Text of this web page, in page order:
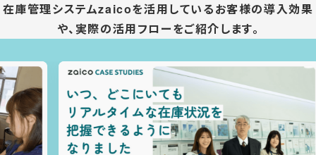
在庫管理システムzaicoを活用しているお客様の導入効果
や、 実際の活用フローをご紹介します。